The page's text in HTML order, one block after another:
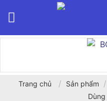
Trang chủ / Sản phẩm /
Dùng